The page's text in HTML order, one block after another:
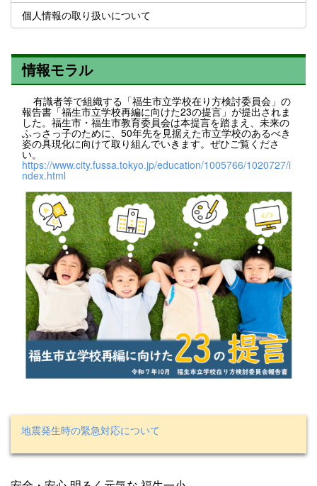
個人情報の取り扱いについて
情報モラル
有識者等で組織する「福生市立学校在り方検討委員会」の
報告書「福生市立学校再編に向けた23の提言」が提出されま
した。福生市・福生市教育委員会は本提言を踏まえ、未来の
ふっさっ子のために、50年先を見据えた市立学校のあるべき
姿の具現化に向けて取り組んでいきます。ぜひご覧くださ
い。
https://www.city.fussa.tokyo.jp/education/1005766/1020727/i
ndex.html
地震発生時の緊急対応について